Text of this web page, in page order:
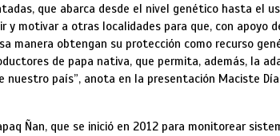
que abarca desde el nivel genético hasta el
y motivar a otras localidades para que, con apoyo
manera obtengan su protección como recurso
de papa nativa, que permita, además, la
país”, anota en la presentación Maciste
Ñan, que se inició en 2012 para monitorear